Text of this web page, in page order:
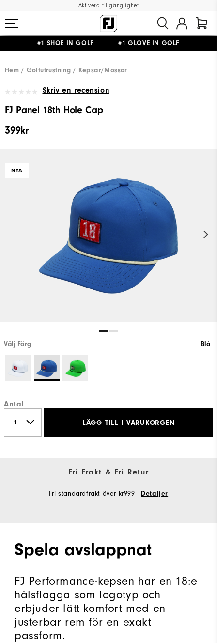
Aktivera tillgänglighet
#1 SHOE IN GOLF #1 GLOVE IN GOLF
Hem
Golfutrustning Kepsar/Mössor
Skriv en recension
FJ Panel 18th Hole Cap
399kr
NYA
Välj Färg Blå
Antal
LÄGG TILL I VARUKORGEN
Fri Frakt & Fri Retur
Fri standardfrakt över kr999 Detaljer
Spela avslappnat
FJ Performance-kepsen har en 18:e
hålsflagga som logotyp och
erbjuder lätt komfort med en
justerbar rem för en exakt
passform.